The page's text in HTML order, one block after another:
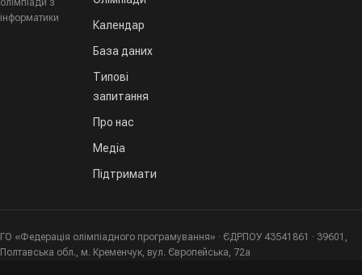
олімпіади з
інформатики
Календар
База даних
Типові
запитання
Про нас
Медіа
Підтримати
ГО «Федерація олімпіадного програмування» · ЄДРПОУ 43541861 · 39601,
Полтавська обл., м. Кременчук, вул. Європейська, 72а